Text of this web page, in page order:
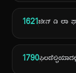
1621ಜೀನ್ ಡಿ ಲಾ
1790